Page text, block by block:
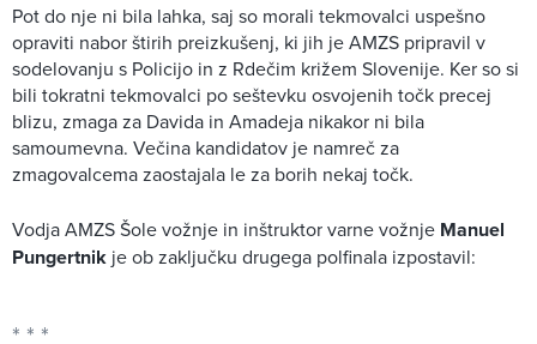
Pot do nje ni bila lahka, saj so morali tekmovalci uspešno
opraviti nabor štirih preizkušenj, ki jih je AMZS pripravil v
sodelovanju s Policijo in z Rdečim križem Slovenije. Ker so si
bili tokratni tekmovalci po seštevku osvojenih točk precej
blizu, zmaga za Davida in Amadeja nikakor ni bila
samoumevna. Večina kandidatov je namreč za
zmagovalcema zaostajala le za borih nekaj točk.
Vodja AMZS Šole vožnje in inštruktor varne vožnje Manuel
Pungertnik je ob zaključku drugega polfinala izpostavil: